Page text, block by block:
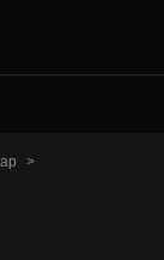
>